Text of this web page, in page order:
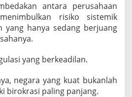
antara perusahaan
risiko sistemik
yang hanya sedang berjuang
yang berkeadilan.
negara yang kuat bukanlah
birokrasi paling panjang.